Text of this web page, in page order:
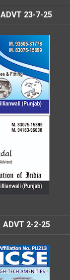
ADVT 23-7-25
ADVT 2-2-25